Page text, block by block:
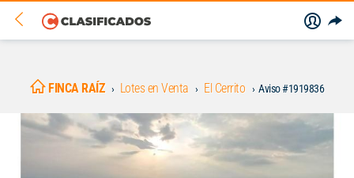
FINCA RAÍZ Lotes en Venta El Cerrito Aviso #1919836